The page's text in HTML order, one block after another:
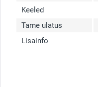
Keeled
Tarne ulatus
Lisainfo